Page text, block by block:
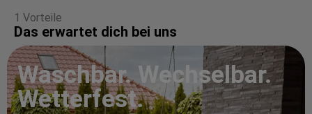
1 Vorteile
Das erwartet dich bei uns
Waschbar. Wechselbar.
Wetterfest.